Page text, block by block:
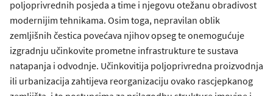
poljoprivrednih posjeda a time i njegovu otežanu obradivost
modernijim tehnikama. Osim toga, nepravilan oblik
zemljišnih čestica povećava njihov opseg te onemogućuje
izgradnju učinkovite prometne infrastrukture te sustava
natapanja i odvodnje. Učinkovitija poljoprivredna proizvodnja
ili urbanizacija zahtijeva reorganizaciju ovako rascjepkanog